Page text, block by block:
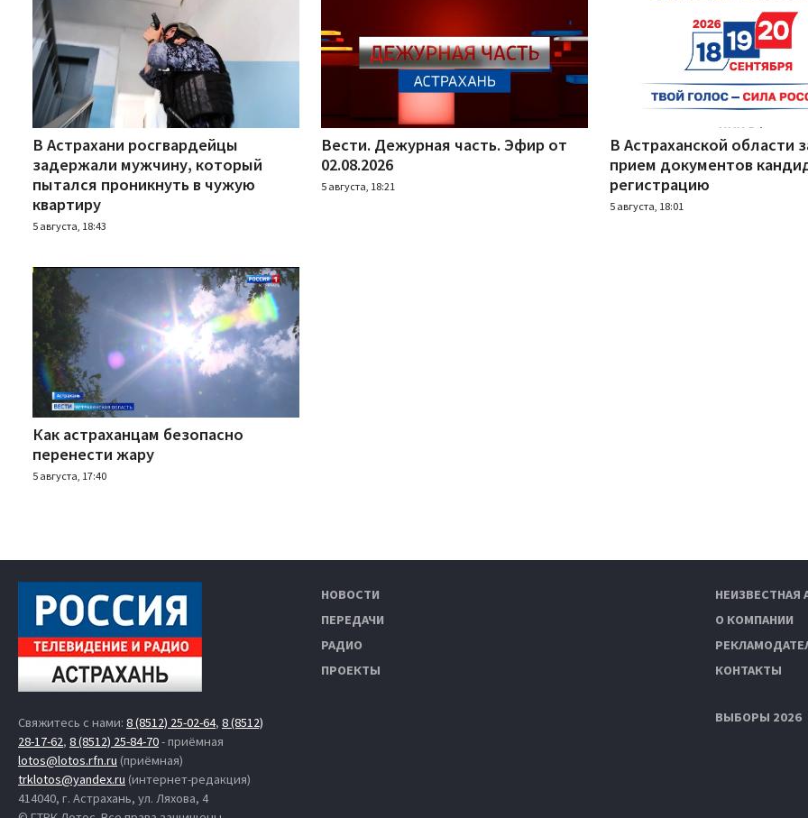
В Астрахани росгвардейцы
задержали мужчину, который
пытался проникнуть в чужую
квартиру
5 августа, 18:43
Вести. Дежурная часть. Эфир от
02.08.2026
5 августа, 18:21
В Астраханской области
прием документов
регистрацию
5 августа, 18:01
Как астраханцам безопасно
перенести жару
5 августа, 17:40
Свяжитесь с нами: 8 (8512) 25-02-64, 8 (8512)
28-17-62, 8 (8512) 25-84-70- приёмная
lotos@lotos.rfn.ru (приёмная)
trklotos@yandex.ru (интернет-редакция)
414040, г. Астрахань, ул. Ляхова, 4
НОВОСТИ
ПЕРЕДАЧИ
РАДИО
ПРОЕКТЫ
НЕИЗВЕСТНАЯ
О КОМПАНИИ
КОНТАКТЫ
ВЫБОРЫ 2026